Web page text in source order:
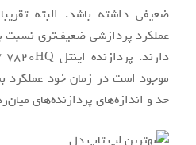
ضعیفی داشته باشد. البته
عملکرد پردازشی ضعیف‌تری نسبت
موجود است در زمان خود عملکرد
حد و اندازه‌های پردازنده‌های